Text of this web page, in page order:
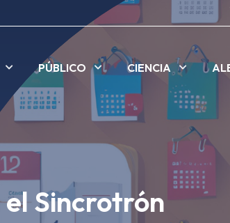
PÚBLICO CIENCIA
Sincrotrón